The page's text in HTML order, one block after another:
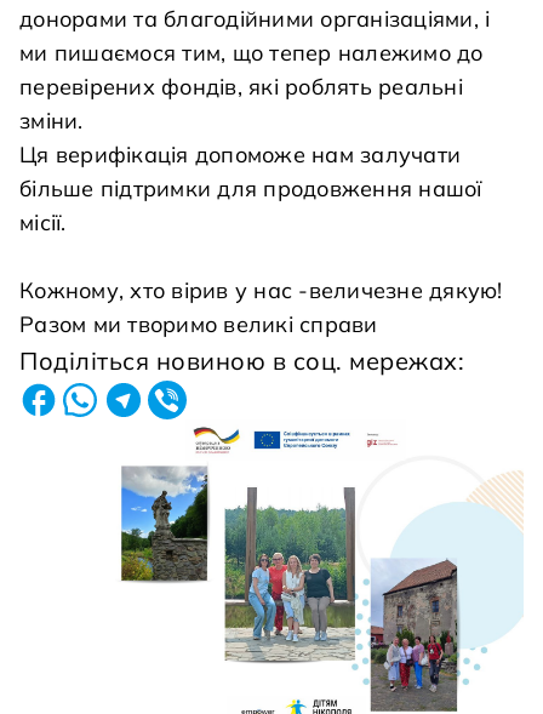
донорами та благодійними організаціями, і
ми пишаємося тим, що тепер належимо до
перевірених фондів, які роблять реальні
зміни.
Ця верифікація допоможе нам залучати
більше підтримки для продовження нашої
місії.
Кожному, хто вірив у нас -величезне дякую!
Разом ми творимо великі справи
Поділіться новиною в соц. мережах: